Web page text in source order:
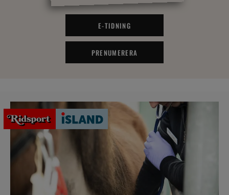
E-TIDNING
PRENUMERERA